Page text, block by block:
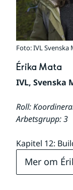
Foto: IVL
Érika Mata
IVL,
Roll:
Arbetsgrupp: 3
Kapitel 12:
Mer om